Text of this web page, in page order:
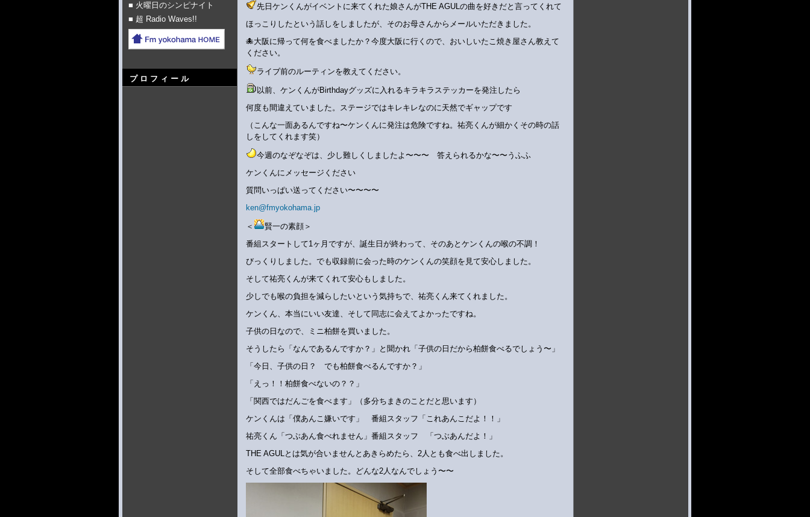
■ 火曜日のシンピナイト
■ 超 Radio Waves!!
プロフィール
先日ケンくんがイベントに来てくれた娘さんがTHE AGULの曲を好きだと言ってくれて
ほっこりしたという話しをしましたが、そのお母さんからメールいただきました。
🐙大阪に帰って何を食べましたか？今度大阪に行くので、おいしいたこ焼き屋さん教えて
ください。
ライブ前のルーティンを教えてください。
以前、ケンくんがBirthdayグッズに入れるキラキラステッカーを発注したら
何度も間違えていました。ステージではキレキレなのに天然でギャップです
（こんな一面あるんですね〜ケンくんに発注は危険ですね。祐亮くんが細かくその時の話
しをしてくれます笑）
今週のなぞなぞは、少し難しくしましたよ〜〜〜 答えられるかな〜〜うふふ
ケンくんにメッセージください
質問いっぱい送ってください〜〜〜〜
ken@fmyokohama.jp
＜
賢一の素顔＞
番組スタートして1ヶ月ですが、誕生日が終わって、そのあとケンくんの喉の不調！
びっくりしました。でも収録前に会った時のケンくんの笑顔を見て安心しました。
そして祐亮くんが来てくれて安心もしました。
少しでも喉の負担を減らしたいという気持ちで、祐亮くん来てくれました。
ケンくん、本当にいい友達、そして同志に会えてよかったですね。
子供の日なので、ミニ柏餅を買いました。
そうしたら「なんであるんですか？」と聞かれ「子供の日だから柏餅食べるでしょう〜」
「今日、子供の日？ でも柏餅食べるんですか？」
「えっ！！柏餅食べないの？？」
「関西ではだんごを食べます」（多分ちまきのことだと思います）
ケンくんは「僕あんこ嫌いです」 番組スタッフ「これあんこだよ！！」
祐亮くん「つぶあん食べれません」番組スタッフ 「つぶあんだよ！」
THE AGULとは気が合いませんとあきらめたら、2人とも食べ出しました。
そして全部食べちゃいました。どんな2人なんでしょう〜〜